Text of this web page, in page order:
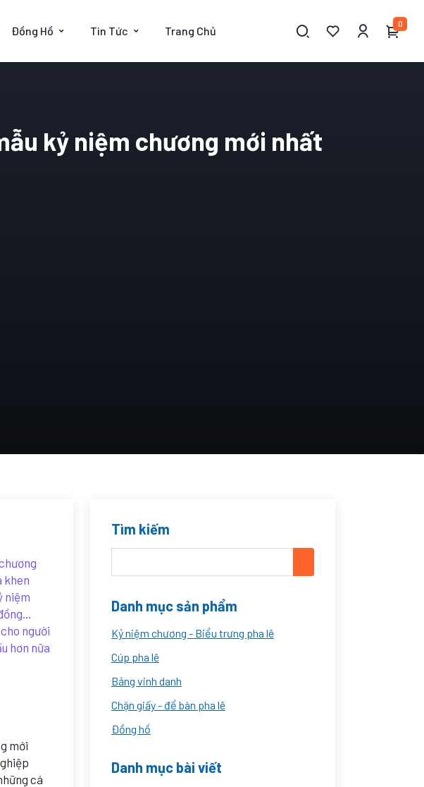
Đồng Hồ Tin Tức Trang Chủ
0
kỷ niệm chương mới nhất
khen
niệm
người
hơn nữa
mới
cá
Tìm kiếm
Danh mục sản phẩm
Kỷ niệm chương - Biểu trưng pha lê
Cúp pha lê
Bảng vinh danh
Chặn giấy - để bàn pha lê
Đồng hồ
Danh mục bài viết